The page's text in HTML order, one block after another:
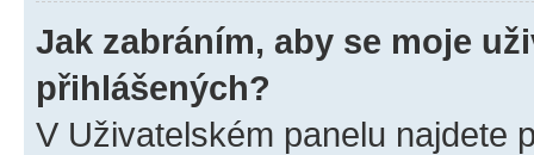
Jak zabráním, aby se moje
přihlášených?
V Uživatelském panelu najdete